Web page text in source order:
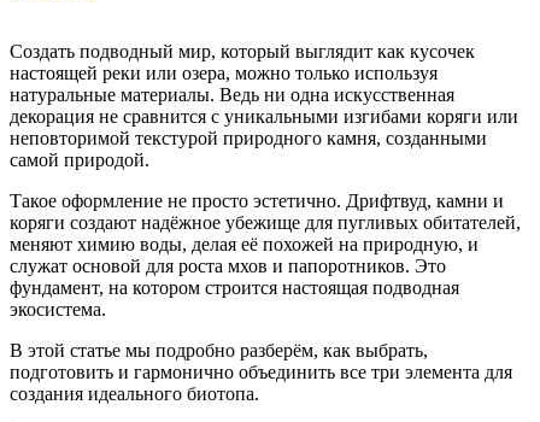
Создать подводный мир, который выглядит как кусочек
настоящей реки или озера, можно только используя
натуральные материалы. Ведь ни одна искусственная
декорация не сравнится с уникальными изгибами коряги или
неповторимой текстурой природного камня, созданными
самой природой.
Такое оформление не просто эстетично. Дрифтвуд, камни и
коряги создают надёжное убежище для пугливых обитателей,
меняют химию воды, делая её похожей на природную, и
служат основой для роста мхов и папоротников. Это
фундамент, на котором строится настоящая подводная
экосистема.
В этой статье мы подробно разберём, как выбрать,
подготовить и гармонично объединить все три элемента для
создания идеального биотопа.